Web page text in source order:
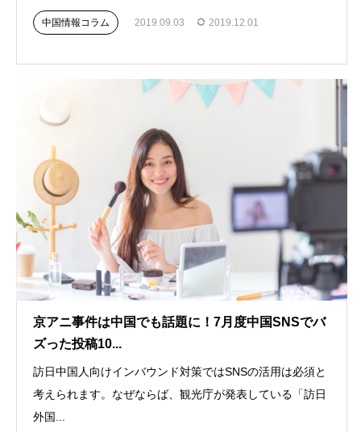
中国情報コラム 2019.09.03 2019.12.01
京アニ事件は中国でも話題に！7月度中国SNSでバ
ズった投稿10...
訪日中国人向けインバウンド対策ではSNSの活用は必須と
考えられます。なぜならば、観光庁が発表している「訪日
外国...